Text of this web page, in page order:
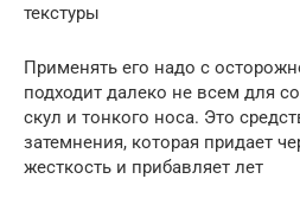
текстуры
Применять его надо с
подходит далеко не всем для
скул и тонкого носа. Это
затемнения, которая придает
жесткость и прибавляет лет